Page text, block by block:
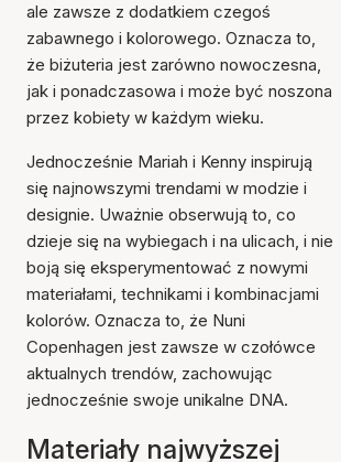
ale zawsze z dodatkiem czegoś
zabawnego i kolorowego. Oznacza to,
że biżuteria jest zarówno nowoczesna,
jak i ponadczasowa i może być noszona
przez kobiety w każdym wieku.
Jednocześnie Mariah i Kenny inspirują
się najnowszymi trendami w modzie i
designie. Uważnie obserwują to, co
dzieje się na wybiegach i na ulicach, i nie
boją się eksperymentować z nowymi
materiałami, technikami i kombinacjami
kolorów. Oznacza to, że Nuni
Copenhagen jest zawsze w czołówce
aktualnych trendów, zachowując
jednocześnie swoje unikalne DNA.
Materiały najwyższej